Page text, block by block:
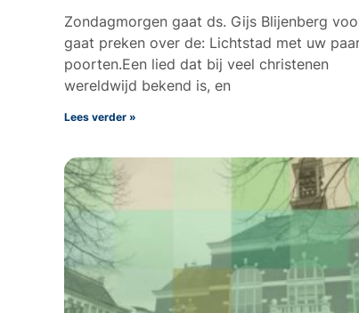
Zondagmorgen gaat ds. Gijs Blijenberg
gaat preken over de: Lichtstad met uw
poorten.Een lied dat bij veel christenen
wereldwijd bekend is, en
Lees verder »